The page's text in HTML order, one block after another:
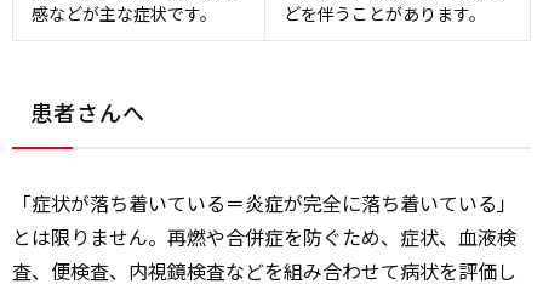
感などが主な症状です。
どを伴うことがあります。
患者さんへ
「症状が落ち着いている＝炎症が完全に落ち着いている」
とは限りません。再燃や合併症を防ぐため、症状、血液検
査、便検査、内視鏡検査などを組み合わせて病状を評価し